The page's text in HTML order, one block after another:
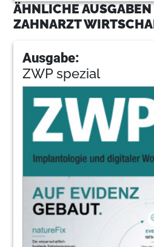
ÄHNLICHE
ZAHNARZT
Ausgabe:
ZWP spezial